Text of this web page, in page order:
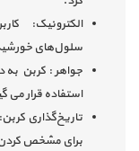
الکترونیک:
سلول‌های
جواهر : کربن به
استفاده قرار می
تاریخ‌گذاری
برای مشخص کردن